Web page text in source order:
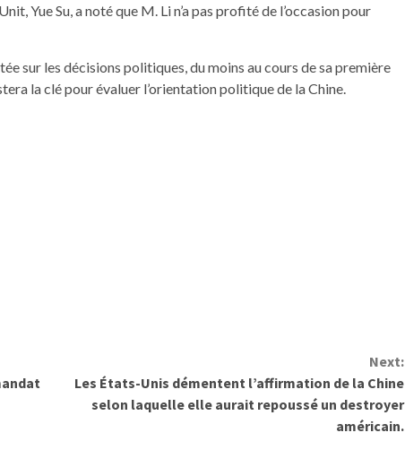
Yue Su, a noté que M. Li n’a pas profité de l’occasion pour
sur les décisions politiques, du moins au cours de sa première
la clé pour évaluer l’orientation politique de la Chine.
Next:
Les États-Unis démentent l’affirmation de la Chine
selon laquelle elle aurait repoussé un destroyer
américain.